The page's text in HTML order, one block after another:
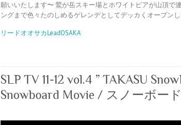
願いいたします〜 鷲が岳スキー場とホワイトピアが山頂で
ングまで色々たのしめるゲレンデとしてデッカくオープン
リードオオサカLeadOSAKA
SLP TV 11-12 vol.4 ” TAKASU
Snowboard Movie / スノーボー